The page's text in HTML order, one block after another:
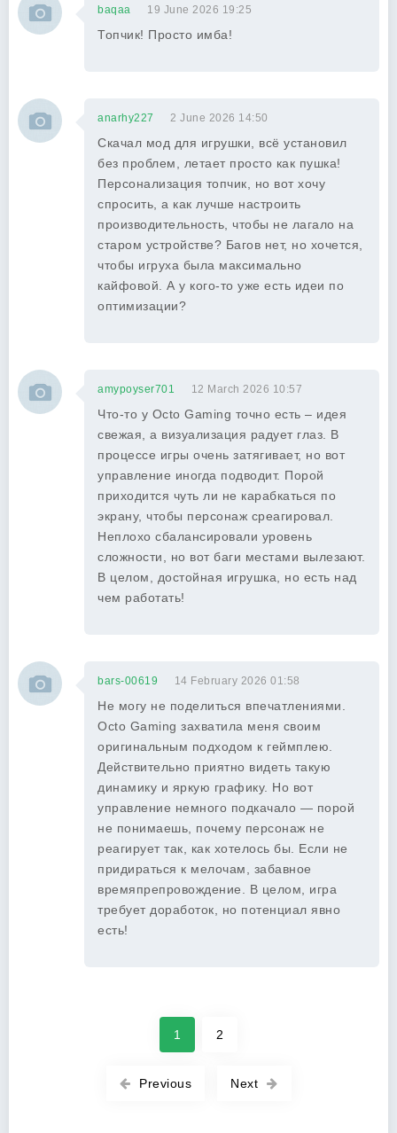
baqaa 19 June 2026 19:25
Топчик! Просто имба!
anarhy227 2 June 2026 14:50
Скачал мод для игрушки, всё установил
без проблем, летает просто как пушка!
Персонализация топчик, но вот хочу
спросить, а как лучше настроить
производительность, чтобы не лагало на
старом устройстве? Багов нет, но хочется,
чтобы игруха была максимально
кайфовой. А у кого-то уже есть идеи по
оптимизации?
amypoyser701 12 March 2026 10:57
Что-то у Octo Gaming точно есть – идея
свежая, а визуализация радует глаз. В
процессе игры очень затягивает, но вот
управление иногда подводит. Порой
приходится чуть ли не карабкаться по
экрану, чтобы персонаж среагировал.
Неплохо сбалансировали уровень
сложности, но вот баги местами вылезают.
В целом, достойная игрушка, но есть над
чем работать!
bars-00619 14 February 2026 01:58
Не могу не поделиться впечатлениями.
Octo Gaming захватила меня своим
оригинальным подходом к геймплею.
Действительно приятно видеть такую
динамику и яркую графику. Но вот
управление немного подкачало — порой
не понимаешь, почему персонаж не
реагирует так, как хотелось бы. Если не
придираться к мелочам, забавное
времяпрепровождение. В целом, игра
требует доработок, но потенциал явно
есть!
Previous
1 2
Next